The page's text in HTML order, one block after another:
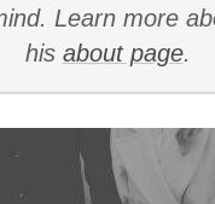
Learn more
his about page.